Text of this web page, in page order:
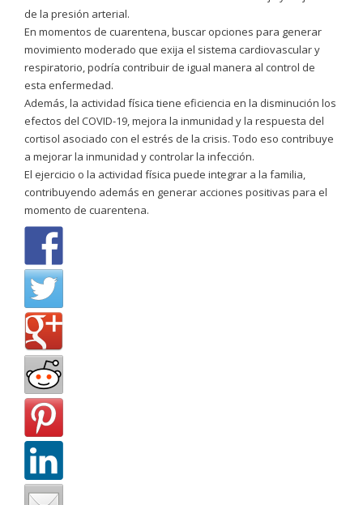
de la presión arterial.
En momentos de cuarentena, buscar opciones para generar
movimiento moderado que exija el sistema cardiovascular y
respiratorio, podría contribuir de igual manera al control de
esta enfermedad.
Además, la actividad física tiene eficiencia en la disminución los
efectos del COVID-19, mejora la inmunidad y la respuesta del
cortisol asociado con el estrés de la crisis. Todo eso contribuye
a mejorar la inmunidad y controlar la infección.
El ejercicio o la actividad física puede integrar a la familia,
contribuyendo además en generar acciones positivas para el
momento de cuarentena.